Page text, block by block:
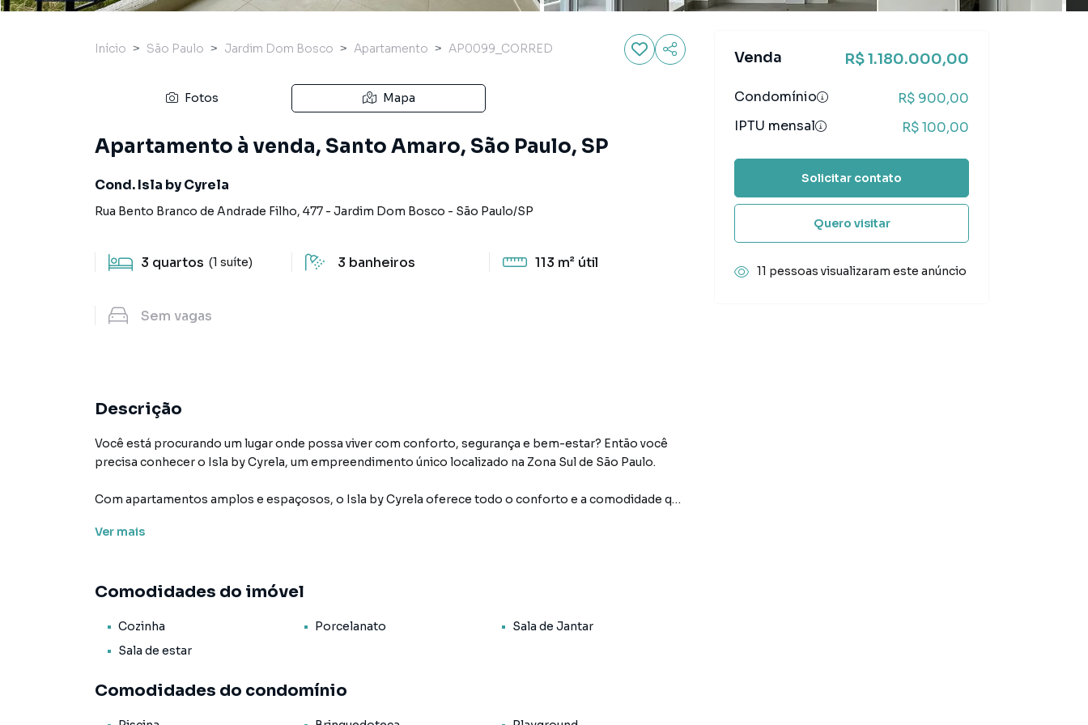
Início São Paulo Jardim Dom Bosco Apartamento AP0099_CORRED
Fotos Mapa
Apartamento à venda, Santo Amaro, São Paulo, SP
Cond. Isla by Cyrela
Rua Bento Branco de Andrade Filho, 477 - Jardim Dom Bosco - São Paulo/SP
3 quartos (1 suíte) 3 banheiros 113 m² útil
Sem vagas
Descrição
Você está procurando um lugar onde possa viver com conforto, segurança e bem-estar? Então você
precisa conhecer o Isla by Cyrela, um empreendimento único localizado na Zona Sul de São Paulo.
Com apartamentos amplos e espaçosos, o Isla by Cyrela oferece todo o conforto e a comodidade que
adulto e infantil, quadra esportiva, playground, espaço gourmet, salão de festas e muito mais. Tudo
isso em um ambiente seguro e tranquilo, com portaria 24 horas e sistema de segurança integrado.
Localização privilegiada, próximo a shoppings, escolas, restaurantes e parques. Com fácil acesso a
Ver mais
Comodidades do imóvel
Cozinha Porcelanato
Sala de Jantar
Sala de estar
Comodidades do condomínio
Venda R$ 1.180.000,00
Condomínio
R$ 900,00
IPTU mensal
R$ 100,00
Solicitar contato
Quero visitar
11 pessoas visualizaram este anúncio